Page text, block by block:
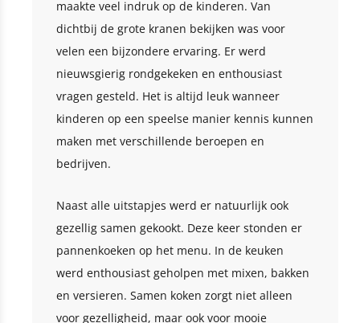
maakte veel indruk op de kinderen. Van
dichtbij de grote kranen bekijken was voor
velen een bijzondere ervaring. Er werd
nieuwsgierig rondgekeken en enthousiast
vragen gesteld. Het is altijd leuk wanneer
kinderen op een speelse manier kennis kunnen
maken met verschillende beroepen en
bedrijven.
Naast alle uitstapjes werd er natuurlijk ook
gezellig samen gekookt. Deze keer stonden er
pannenkoeken op het menu. In de keuken
werd enthousiast geholpen met mixen, bakken
en versieren. Samen koken zorgt niet alleen
voor gezelligheid, maar ook voor mooie